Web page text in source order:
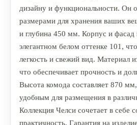
дизайну и функциональности. Он
размерами для хранения ваших
и глубина 450 мм. Корпус и фасад
элегантном белом оттенке 101,
легкость и свежий вид. Материал
что обеспечивает прочность и
Высота комода составляет 870 мм,
удобным для размещения в
Коллекция Челси сочетает в себе
практичность. Гарантия на